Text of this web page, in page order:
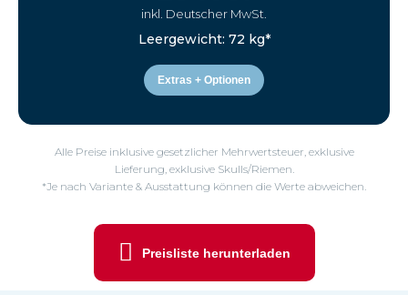
inkl. Deutscher MwSt.
Leergewicht: 72 kg*
Extras + Optionen
Alle Preise inklusive gesetzlicher Mehrwertsteuer, exklusive
Lieferung, exklusive Skulls/Riemen.
*Je nach Variante & Ausstattung können die Werte abweichen.
Preisliste herunterladen